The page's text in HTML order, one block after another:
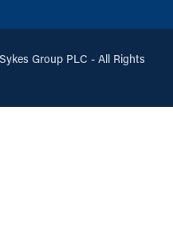
Group PLC - All Rights